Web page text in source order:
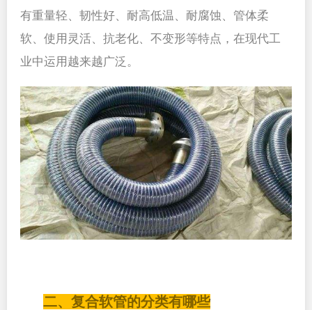
有重量轻、韧性好、耐高低温、耐腐蚀、管体柔
软、使用灵活、抗老化、不变形等特点，在现代工
业中运用越来越广泛。
二、复合软管的分类有哪些